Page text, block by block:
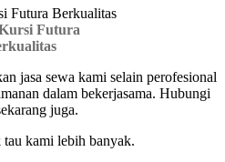
Futura
jasa sewa kami selain perofesional
dalam bekerjasama. Hubungi
juga.
kami lebih banyak.